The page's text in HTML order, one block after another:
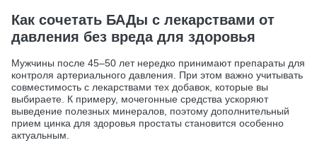
Как сочетать БАДы с лекарствами от
давления без вреда для здоровья
Мужчины после 45–50 лет нередко принимают препараты для
контроля артериального давления. При этом важно учитывать
совместимость с лекарствами тех добавок, которые вы
выбираете. К примеру, мочегонные средства ускоряют
выведение полезных минералов, поэтому дополнительный
прием цинка для здоровья простаты становится особенно
актуальным.